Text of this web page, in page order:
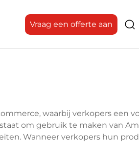
Vraag een offerte aan
waarbij verkopers een
om gebruik te maken van
Wanneer verkopers hun